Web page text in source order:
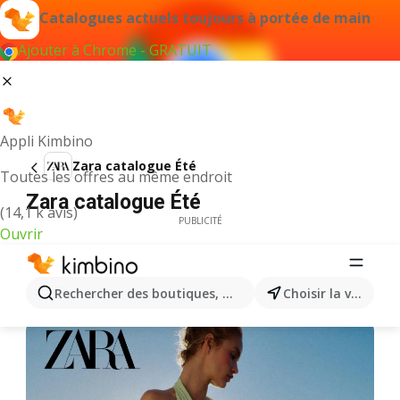
Catalogues actuels toujours à portée de main
Ajouter à Chrome - GRATUIT
Appli Kimbino
Toutes les offres au même endroit
(14,1 k avis)
Ouvrir
Rechercher des boutiques, des catégories, des Choisir la ville
Zara catalogue Été
Zara catalogue Été
PUBLICITÉ